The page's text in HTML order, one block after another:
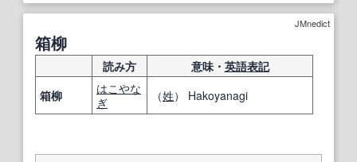
JMnedict
箱柳
読み方 意味・ 英語表記
箱柳
はこやな
ぎ
（姓） Hakoyanagi